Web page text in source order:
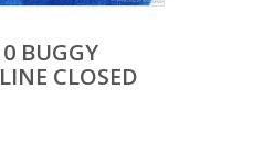
BUGGY
CLOSED